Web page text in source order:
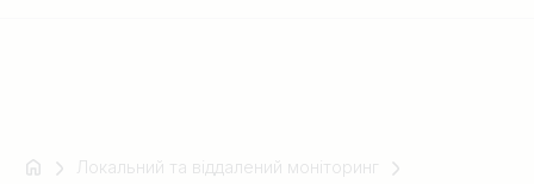
НаприкладЛокальний та віддалений моніторинг